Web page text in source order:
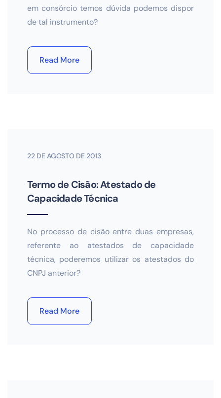
em consórcio temos dúvida podemos dispor
de tal instrumento?
Read More
22 DE AGOSTO DE 2013
Termo de Cisão: Atestado de
Capacidade Técnica
No processo de cisão entre duas empresas,
referente ao atestados de capacidade
técnica, poderemos utilizar os atestados do
CNPJ anterior?
Read More